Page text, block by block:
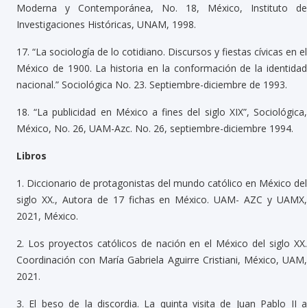
Moderna y Contemporánea, No. 18, México, Instituto de
Investigaciones Históricas, UNAM, 1998.
17. “La sociología de lo cotidiano. Discursos y fiestas cívicas en el
México de 1900. La historia en la conformación de la identidad
nacional.” Sociológica No. 23. Septiembre-diciembre de 1993.
18. “La publicidad en México a fines del siglo XIX”, Sociológica,
México, No. 26, UAM-Azc. No. 26, septiembre-diciembre 1994.
Libros
1. Diccionario de protagonistas del mundo católico en México del
siglo XX., Autora de 17 fichas en México. UAM- AZC y UAMX,
2021, México.
2. Los proyectos católicos de nación en el México del siglo XX.
Coordinación con María Gabriela Aguirre Cristiani, México, UAM,
2021.
3. El beso de la discordia. La quinta visita de Juan Pablo II a